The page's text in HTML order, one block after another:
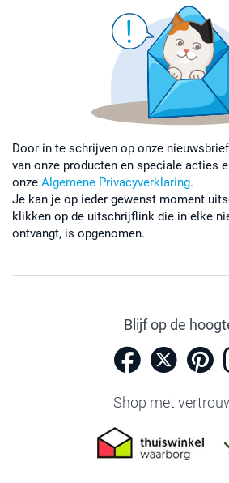
Door in te schrijven op onze
van onze producten en speciale acties
onze Algemene Privacyverklaring.
Je kan je op ieder gewenst moment
klikken op de uitschrijflink die in elke
ontvangt, is opgenomen.
Blijf op de
Shop met